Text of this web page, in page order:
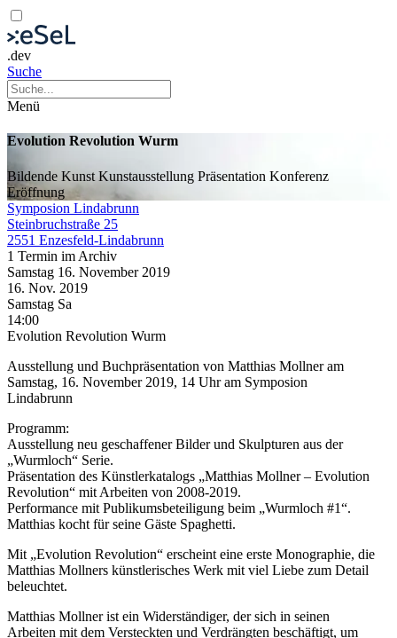
.dev
Suche
Menü
Evolution Revolution Wurm
Bildende Kunst Kunstausstellung Präsentation Konferenz
Eröffnung
Symposion Lindabrunn
Steinbruchstraße 25
2551 Enzesfeld-Lindabrunn
1 Termin im Archiv
Samstag 16. November 2019
16. Nov. 2019
Samstag Sa
14:00
Evolution Revolution Wurm
Ausstellung und Buchpräsentation von Matthias Mollner am
Samstag, 16. November 2019, 14 Uhr am Symposion
Lindabrunn
Programm:
Ausstellung neu geschaffener Bilder und Skulpturen aus der
„Wurmloch“ Serie.
Präsentation des Künstlerkatalogs „Matthias Mollner – Evolution
Revolution“ mit Arbeiten von 2008-2019.
Performance mit Publikumsbeteiligung beim „Wurmloch #1“.
Matthias kocht für seine Gäste Spaghetti.
Mit „Evolution Revolution“ erscheint eine erste Monographie, die
Matthias Mollners künstlerisches Werk mit viel Liebe zum Detail
beleuchtet.
Matthias Mollner ist ein Widerständiger, der sich in seinen
Arbeiten mit dem Versteckten und Verdrängten beschäftigt, um